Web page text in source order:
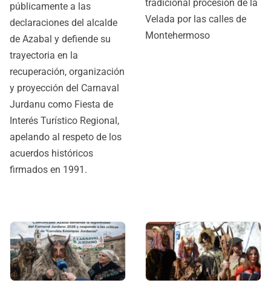
públicamente a las
declaraciones del alcalde
de Azabal y defiende su
trayectoria en la
recuperación, organización
y proyección del Carnaval
Jurdanu como Fiesta de
Interés Turístico Regional,
apelando al respeto de los
acuerdos históricos
firmados en 1991.
tradicional procesión de la
Velada por las calles de
Montehermoso